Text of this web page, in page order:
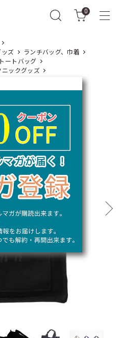
0
ッズ
ランチバッグ、巾着
トートバッグ
ニックグッズ